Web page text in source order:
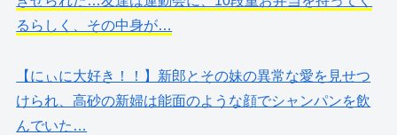
るらしく、その中身が…
【にぃに大好き！！】新郎とその妹の異常な愛を見せつ
けられ、高砂の新婦は能面のような顔でシャンパンを飲
んでいた…